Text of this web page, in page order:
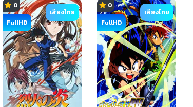
0
FullHD
เสียงไทย
0
FullHD
เสียงไทย